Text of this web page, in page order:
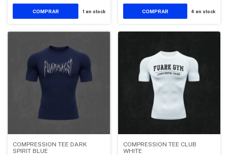
COMPRAR 1 en stock COMPRAR 4 en stock
COMPRESSION TEE DARK
SPIRIT BLUE
COMPRESSION TEE CLUB
WHITE